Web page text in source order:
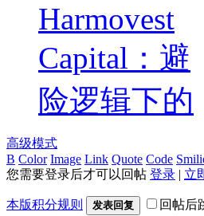
Harmovest
Capital：避
险逻辑下的
高级模式
B Color Image Link Quote Code
您需要登录后才可以回帖 登录 | 立
本版积分规则 发表回复 回帖后